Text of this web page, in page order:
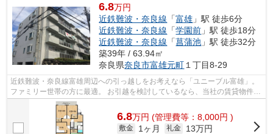
6.8万円
近鉄難波・奈良線 「富雄 」駅 徒歩6分
近鉄難波・奈良線 「学園前 」駅 徒歩18分
近鉄難波・奈良線 「菖蒲池 」駅 徒歩32分
築39年 / 63.94㎡
奈良県奈良市富雄元町 １丁目8-29
近鉄難波・奈良線富雄周辺への引っ越しをお考えなら「ユニーブル富雄」。
ファミリー世帯の方に最適。 お引越を検討しているなら、当社の賃貸物件は
いかがでしょうか。当社は地域に特...
6.8万円 (管理費等：8,000円 )
敷金 1ヶ月 礼金
13万円